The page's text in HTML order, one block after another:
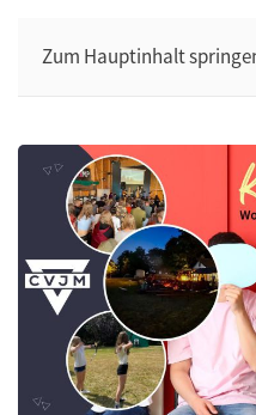
Zum Hauptinhalt